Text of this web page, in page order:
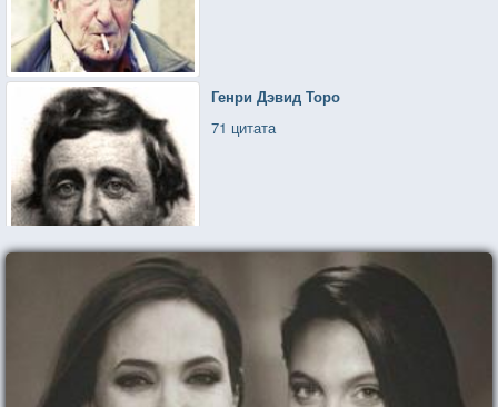
Генри Дэвид Торо
71 цитата